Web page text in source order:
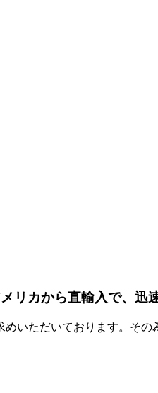
リカから直輸入で、迅
いただいております。その